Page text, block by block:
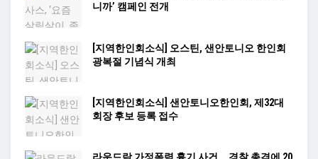
니까’ 캠페인 전개
[지역한인회소식] 오스틴, 샌안토니오 한인회
광복절 기념식 개최
[지역한인회소식] 샌안토니오한인회, 제32대
회장 후보 등록 접수